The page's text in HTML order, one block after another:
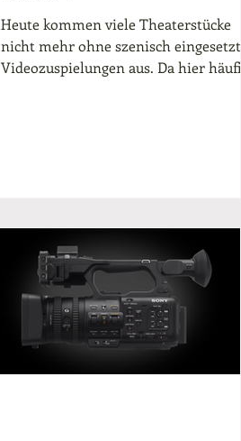
Heute kommen viele Theaterstücke
nicht mehr ohne szenisch eingesetzte
Videozuspielungen aus. Da hier häufig